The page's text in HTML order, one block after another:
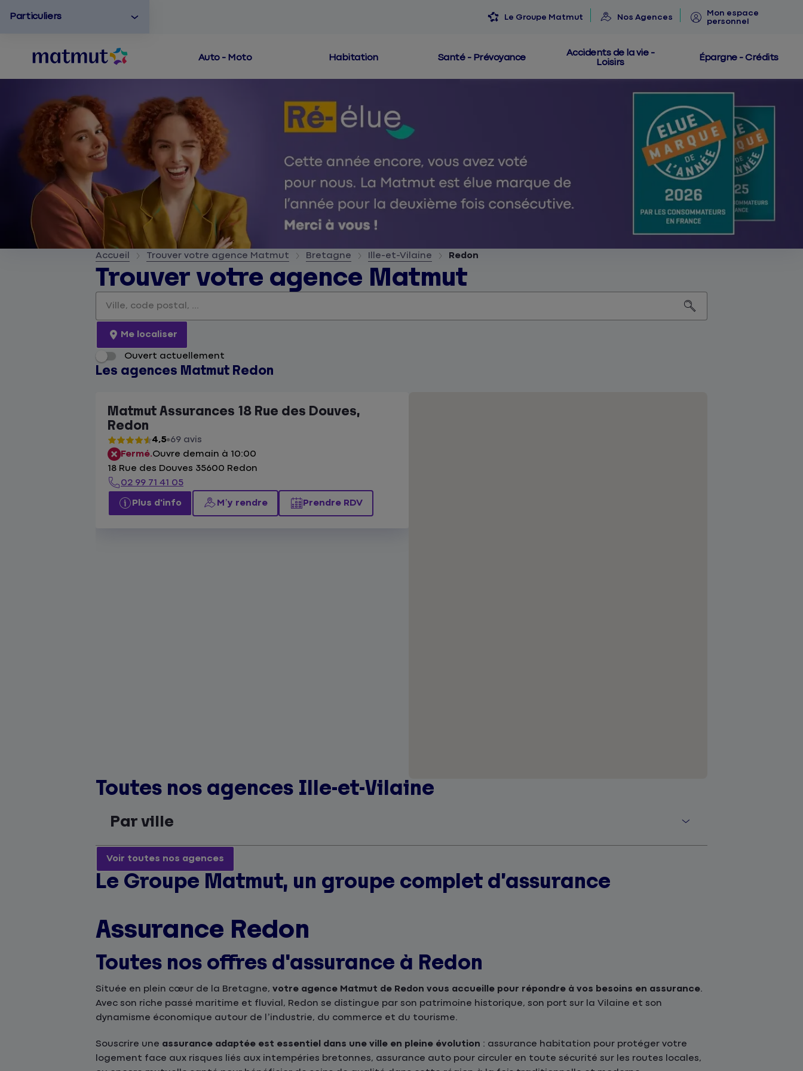
Particuliers Le Groupe Matmut Nos Agences
Mon espace
personnel
Auto - Moto Habitation Santé - Prévoyance
Accidents de la vie -
Loisirs
Épargne - Crédits
Accueil Trouver votre agence Matmut Bretagne Ille-et-Vilaine Redon
Trouver votre agence Matmut
Veuillez renseigner une adresse
Me localiser
Ouvert actuellement
Les agences Matmut Redon
Matmut Assurances 18 Rue des Douves,
Redon
4,5 69 avis
Fermé.Ouvre demain à 10:00
18 Rue des Douves 35600 Redon
02 99 71 41 05
Plus d'info
M’y rendre Prendre RDV
Toutes nos agences Ille-et-Vilaine
Par ville
Voir toutes nos agences
Le Groupe Matmut, un groupe complet d’assurance
Assurance Redon
Toutes nos offres d'assurance à Redon
Située en plein cœur de la Bretagne, votre agence Matmut de Redon vous accueille pour répondre à vos besoins en assurance.
Avec son riche passé maritime et fluvial, Redon se distingue par son patrimoine historique, son port sur la Vilaine et son
dynamisme économique autour de l’industrie, du commerce et du tourisme.
Souscrire une assurance adaptée est essentiel dans une ville en pleine évolution : assurance habitation pour protéger votre
logement face aux risques liés aux intempéries bretonnes, assurance auto pour circuler en toute sécurité sur les routes locales,